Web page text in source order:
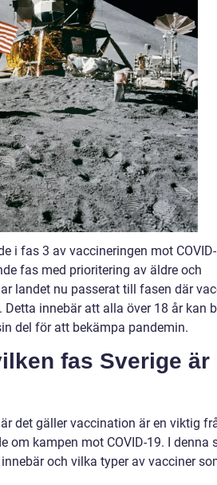
i fas 3 av vaccineringen mot
fas med prioritering av äldre och
landet nu passerat till fasen där
innebär att alla över 18 år kan
del för att bekämpa pandemin.
fas Sverige är
det gäller vaccination är en viktig
om kampen mot COVID-19. I denna
och vilka typer av vacciner